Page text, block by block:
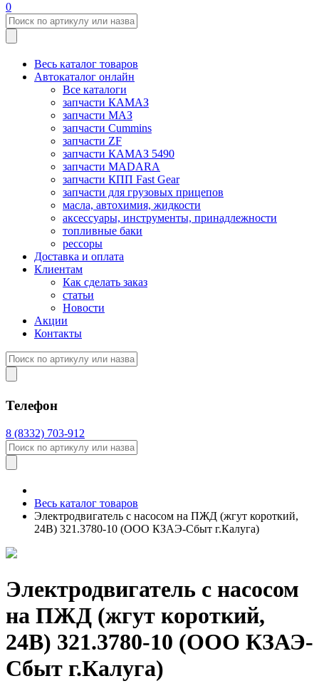
0
Весь каталог товаров
Автокаталог онлайн
Все каталоги
запчасти КАМАЗ
запчасти МАЗ
запчасти Cummins
запчасти ZF
запчасти КАМАЗ 5490
запчасти MADARA
запчасти КПП Fast Gear
запчасти для грузовых прицепов
масла, автохимия, жидкости
аксессуары, инструменты, принадлежности
топливные баки
рессоры
Доставка и оплата
Клиентам
Как сделать заказ
статьи
Новости
Акции
Контакты
Телефон
8 (8332) 703-912
Весь каталог товаров
Электродвигатель с насосом на ПЖД (жгут короткий,
24В) 321.3780-10 (ООО КЗАЭ-Сбыт г.Калуга)
Электродвигатель с насосом
на ПЖД (жгут короткий,
24В) 321.3780-10 (ООО КЗАЭ-
Сбыт г.Калуга)